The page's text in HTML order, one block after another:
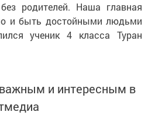
родителей. Наша главная
и быть достойными людьми
ученик 4 класса Туран
и интересным в